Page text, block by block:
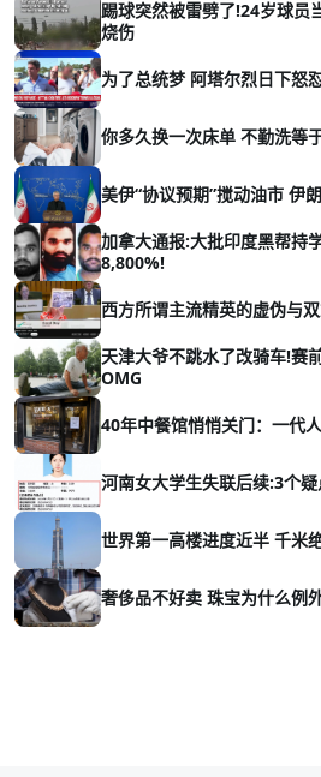
踢球突然被雷劈了!24岁球员
烧伤
为了总统梦 阿塔尔烈日下怒
你多久换一次床单 不勤洗等
美伊“协议预期”搅动油市 伊
加拿大通报:大批印度黑帮持
8,800%!
西方所谓主流精英的虚伪与
天津大爷不跳水了改骑车!赛
OMG
40年中餐馆悄悄关门：一代
河南女大学生失联后续:3个
世界第一高楼进度近半 千米
奢侈品不好卖 珠宝为什么例